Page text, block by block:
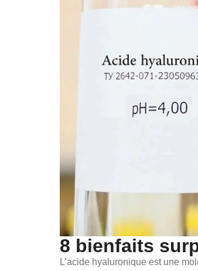
8 bienfaits
L’acide hyaluronique est une